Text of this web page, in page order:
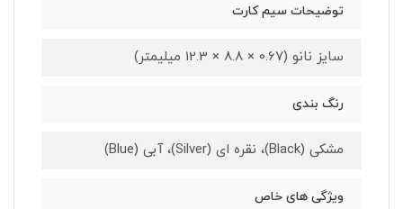
توضیحات سیم کارت
سایز نانو (0.67 × 8.8 × 12.3 میلیمتر)
رنگ بندی
مشکی (Black)، نقره ای (Silver)، آبی (Blue)
ویژگی های خاص